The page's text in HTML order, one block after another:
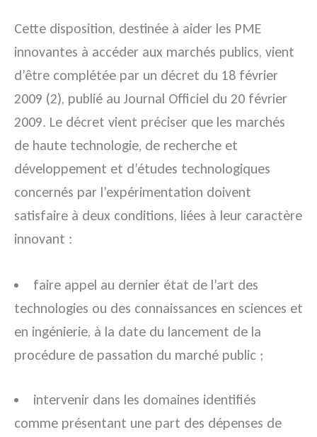
Cette disposition, destinée à aider les PME
innovantes à accéder aux marchés publics, vient
d’être complétée par un décret du 18 février
2009 (2), publié au Journal Officiel du 20 février
2009. Le décret vient préciser que les marchés
de haute technologie, de recherche et
développement et d’études technologiques
concernés par l’expérimentation doivent
satisfaire à deux conditions, liées à leur caractère
innovant :
faire appel au dernier état de l’art des
technologies ou des connaissances en sciences et
en ingénierie, à la date du lancement de la
procédure de passation du marché public ;
intervenir dans les domaines identifiés
comme présentant une part des dépenses de